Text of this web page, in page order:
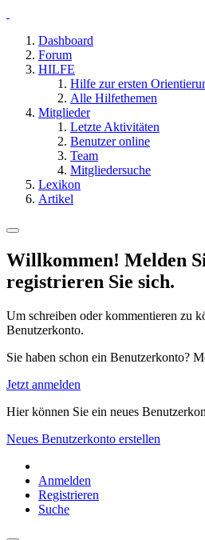
Dashboard
Forum
HILFE
Hilfe zur ersten
Alle Hilfethemen
Mitglieder
Letzte Aktivitäten
Benutzer online
Team
Mitgliedersuche
Lexikon
Artikel
Willkommen! Melden
registrieren Sie sich.
Um schreiben oder kommentieren zu
Benutzerkonto.
Sie haben schon ein Benutzerkonto?
Jetzt anmelden
Hier können Sie ein neues
Neues Benutzerkonto erstellen
Anmelden
Registrieren
Suche